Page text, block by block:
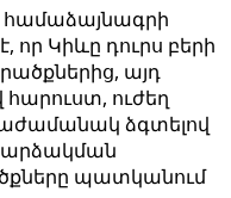
Կիևը դուրս բերի
այդ
ուժեղ
ձգտելով
պատկանում